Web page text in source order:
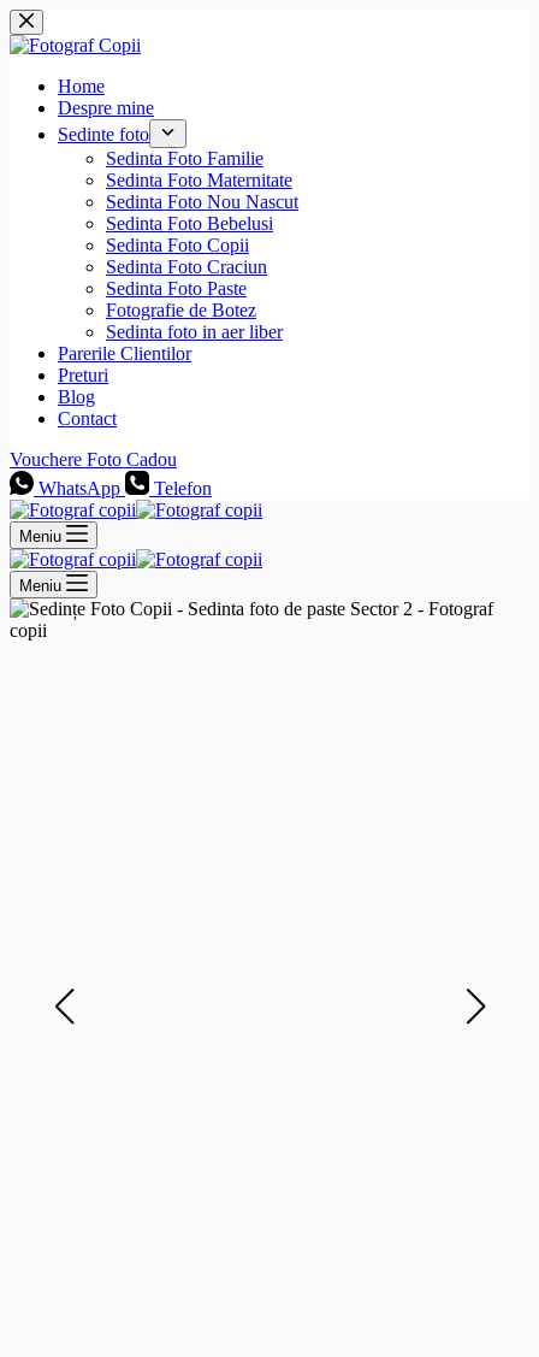
Sari
la
conținut
Home
Despre mine
Sedinte foto
Sedinta Foto Familie
Sedinta Foto Maternitate
Sedinta Foto Nou Nascut
Sedinta Foto Bebelusi
Sedinta Foto Copii
Sedinta Foto Craciun
Sedinta Foto Paste
Fotografie de Botez
Sedinta foto in aer liber
Parerile Clientilor
Preturi
Blog
Contact
Vouchere Foto Cadou
WhatsApp
Telefon
Meniu
Meniu